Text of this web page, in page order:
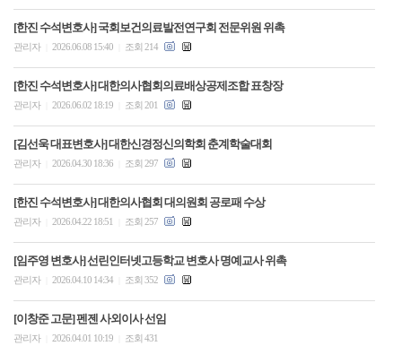
[한진 수석변호사] 국회보건의료발전연구회 전문위원 위촉
관리자 2026.06.08 15:40 조회 214
[한진 수석변호사] 대한의사협회의료배상공제조합 표창장
관리자 2026.06.02 18:19 조회 201
[김선욱 대표변호사] 대한신경정신의학회 춘계학술대회
관리자 2026.04.30 18:36 조회 297
[한진 수석변호사] 대한의사협회 대의원회 공로패 수상
관리자 2026.04.22 18:51 조회 257
[임주영 변호사] 선린인터넷고등학교 변호사 명예교사 위촉
관리자 2026.04.10 14:34 조회 352
[이창준 고문] 펜젠 사외이사 선임
관리자 2026.04.01 10:19 조회 431